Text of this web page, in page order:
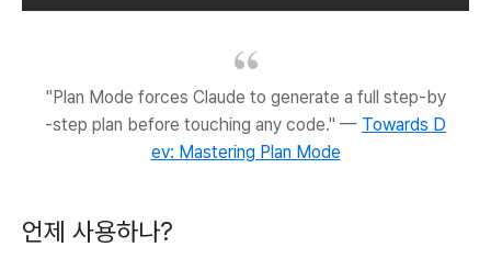
"Plan Mode forces Claude to generate a full step-by
-step plan before touching any code." — Towards D
ev: Mastering Plan Mode
언제 사용하나?